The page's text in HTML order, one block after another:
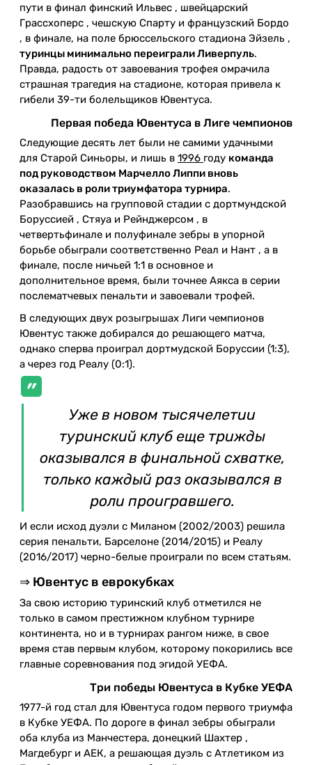
пути в финал финский Ильвес , швейцарский
Грассхоперс , чешскую Спарту и французский Бордо
, в финале, на поле брюссельского стадиона Эйзель ,
туринцы минимально переиграли Ливерпуль.
Правда, радость от завоевания трофея омрачила
страшная трагедия на стадионе, которая привела к
гибели 39-ти болельщиков Ювентуса.
Первая победа Ювентуса в Лиге чемпионов
Следующие десять лет были не самими удачными
для Старой Синьоры, и лишь в 1996 году команда
под руководством Марчелло Липпи вновь
оказалась в роли триумфатора турнира.
Разобравшись на групповой стадии с дортмундской
Боруссией , Стяуа и Рейнджерсом , в
четвертьфинале и полуфинале зебры в упорной
борьбе обыграли соответственно Реал и Нант , а в
финале, после ничьей 1:1 в основное и
дополнительное время, были точнее Аякса в серии
послематчевых пенальти и завоевали трофей.
В следующих двух розыгрышах Лиги чемпионов
Ювентус также добирался до решающего матча,
однако сперва проиграл дортмудской Боруссии (1:3),
а через год Реалу (0:1).
Уже в новом тысячелетии
туринский клуб еще трижды
оказывался в финальной схватке,
только каждый раз оказывался в
роли проигравшего.
И если исход дуэли с Миланом (2002/2003) решила
серия пенальти, Барселоне (2014/2015) и Реалу
(2016/2017) черно-белые проиграли по всем статьям.
⇒ Ювентус в еврокубках
За свою историю туринский клуб отметился не
только в самом престижном клубном турнире
континента, но и в турнирах рангом ниже, в свое
время став первым клубом, которому покорились все
главные соревнования под эгидой УЕФА.
Три победы Ювентуса в Кубке УЕФА
1977-й год стал для Ювентуса годом первого триумфа
в Кубке УЕФА. По дороге в финал зебры обыграли
оба клуба из Манчестера, донецкий Шахтер ,
Магдебург и АЕК, а решающая дуэль с Атлетиком из